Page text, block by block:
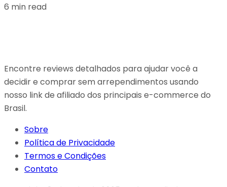
6 min read
Encontre reviews detalhados para ajudar você a
decidir e comprar sem arrependimentos usando
nosso link de afiliado dos principais e-commerce do
Brasil.
Sobre
Política de Privacidade
Termos e Condições
Contato